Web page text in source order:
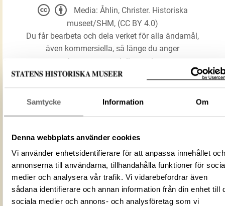
Samtycke Information Om
Denna webbplats använder cookies
Vi använder enhetsidentifierare för att anpassa innehållet och
annonserna till användarna, tillhandahålla funktioner för
medier och analysera vår trafik. Vi vidarebefordrar även
sådana identifierare och annan information från din enhet till
sociala medier och annons- och analysföretag som vi
Dräkthake
Hake
Föremålsnummer 582954_HST
ID‑nummer
471C7DCD-44C6-4ACA-9C13-
Fotograf
Åhlin, Christer
Media: Åhlin, Christer. Historiska
museet/SHM, (CC BY 4.0)
Du får bearbeta och dela verket för alla ändamål,
även kommersiella, så länge du anger
upphovsperson och licensgivare.